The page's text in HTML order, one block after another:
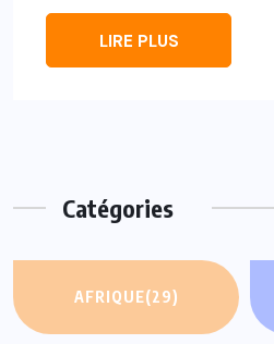
LIRE PLUS
Catégories
AFRIQUE(29)